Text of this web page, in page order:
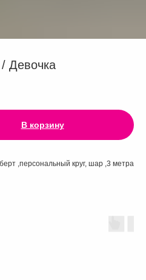
Девочка
В корзину
,персональный круг, шар ,3 метра